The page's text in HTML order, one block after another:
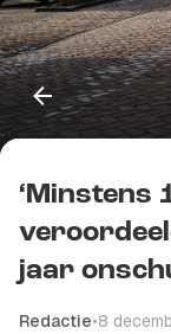
‘Minstens
jaar
Redactie•8